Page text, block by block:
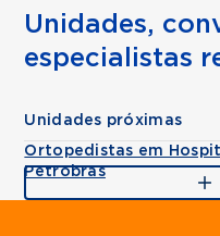
Unidades,
especialistas
Unidades próximas
Ortopedistas em
Petrobras